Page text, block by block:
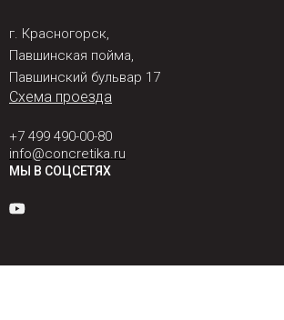
г. Красногорск,
Павшинская пойма,
Павшинский бульвар 17
Схема проезда
+7 499 490-00-80
info@concretika.ru
МЫ В СОЦСЕТЯХ